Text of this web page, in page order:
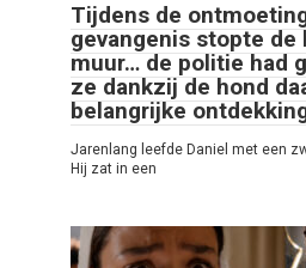
Tijdens de
gevangenis stopte de
muur… de politie had
ze dankzij de hond
belangrijke
Jarenlang leefde Daniel met een
Hij zat in een